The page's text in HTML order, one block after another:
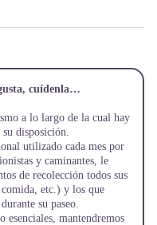
cuídenla…
a lo largo de la cual hay
disposición.
utilizado cada mes por
y caminantes, le
de recolección todos sus
etc.) y los que
su paseo.
esenciales, mantendremos